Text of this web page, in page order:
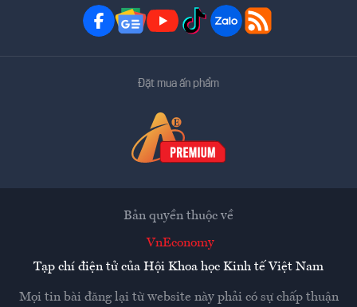
Đặt mua ấn phẩm
Bản quyền thuộc về
VnEconomy
Tạp chí điện tử của Hội Khoa học Kinh tế Việt Nam
Mọi tin bài đăng lại từ website này phải có sự chấp thuận